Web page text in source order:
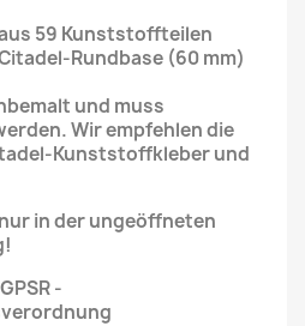
59 Kunststoffteilen
Rundbase (60 mm)
und muss
Wir empfehlen die
Kunststoffkleber und
in der ungeöffneten
-